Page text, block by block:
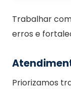
Trabalhar
erros e
Priorizamos